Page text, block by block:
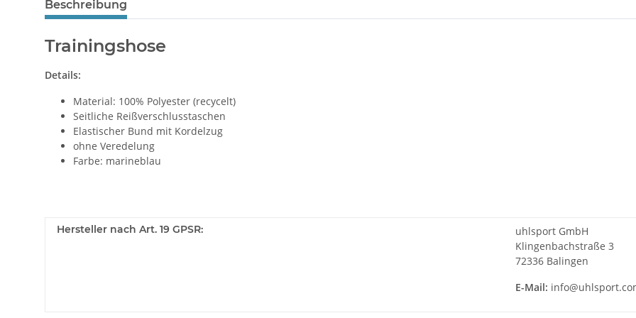
Beschreibung
Trainingshose
Details:
Material: 100% Polyester (recycelt)
Seitliche Reißverschlusstaschen
Elastischer Bund mit Kordelzug
ohne Veredelung
Farbe: marineblau
Hersteller nach Art. 19 GPSR:
uhlsport GmbH
Klingenbachstraße 3
72336 Balingen
E-Mail: